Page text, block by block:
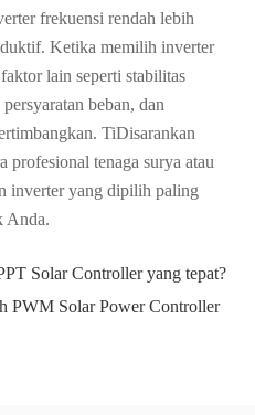
frekuensi rendah lebih
Ketika memilih inverter
lain seperti stabilitas
beban, dan
TiDisarankan
profesional tenaga surya atau
inverter yang dipilih paling
Anda.
Solar Controller yang tepat?
PWM Solar Power Controller